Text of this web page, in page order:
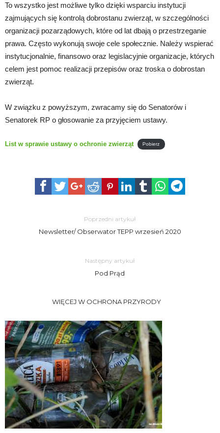
To wszystko jest możliwe tylko dzięki wsparciu instytucji
zajmujących się kontrolą dobrostanu zwierząt, w szczególności
organizacji pozarządowych, które od lat dbają o przestrzeganie
prawa. Często wykonują swoje cele społecznie. Należy wspierać
instytucjonalnie, finansowo oraz legislacyjnie organizacje, których
celem jest pomoc realizacji przepisów oraz troska o dobrostan
zwierząt.
W związku z powyższym, zwracamy się do Senatorów i
Senatorek RP o głosowanie za przyjęciem ustawy.
List w sprawie ustawy o ochronie zwierząt Pobierz
Poprzedni artykuł
Newsletter/ Obserwator TEPP wrzesień 2020
Następny artykuł
Pod Prąd
WIĘCEJ W OCHRONA PRZYRODY